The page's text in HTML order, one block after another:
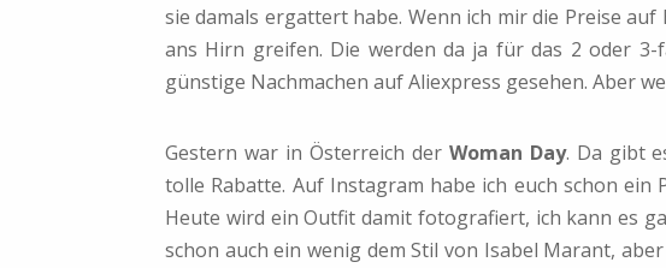
sie damals ergattert habe. Wenn ich mir die Preise
ans Hirn greifen. Die werden da ja für das 2 oder 3-
günstige Nachmachen auf Aliexpress gesehen. Aber
Gestern war in Österreich der Woman Day. Da gibt
tolle Rabatte. Auf Instagram habe ich euch schon ein
Heute wird ein Outfit damit fotografiert, ich kann es
schon auch ein wenig dem Stil von Isabel Marant,